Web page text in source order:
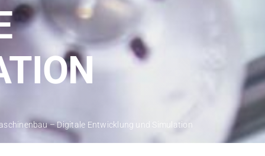
– Digitale Entwicklung und Simulation